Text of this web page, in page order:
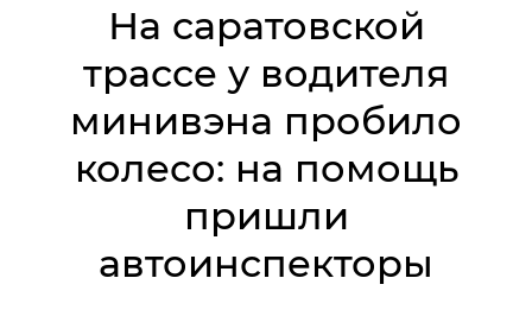
На саратовской
трассе у водителя
минивэна пробило
колесо: на помощь
пришли
автоинспекторы